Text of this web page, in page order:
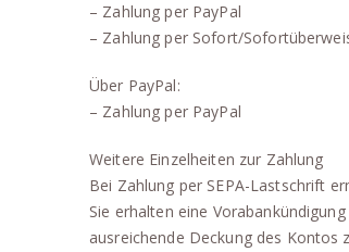
– Zahlung per PayPal
– Zahlung per Sofort/
Über PayPal:
– Zahlung per PayPal
Weitere Einzelheiten zur Zahlung
Bei Zahlung per SEPA-Lastschrift
Sie erhalten eine
ausreichende Deckung des Kontos